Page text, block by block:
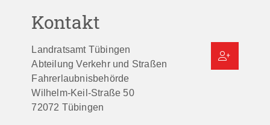
Kontakt
Landratsamt Tübingen
Abteilung Verkehr und Straßen
Fahrerlaubnisbehörde
Wilhelm-Keil-Straße 50
72072 Tübingen